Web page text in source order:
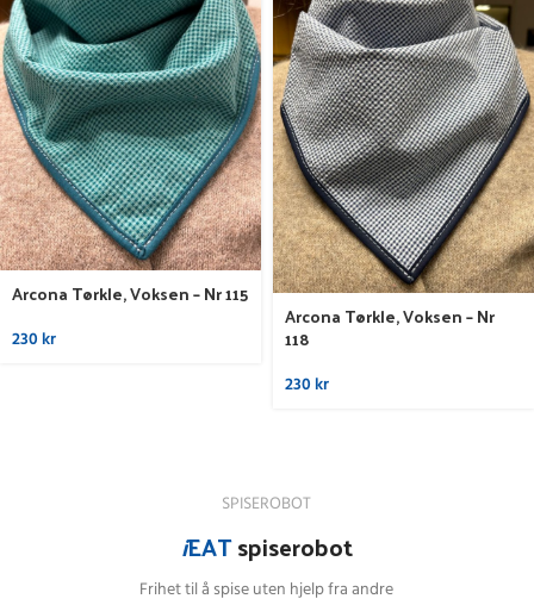
Arcona Tørkle, Voksen – Nr 115
230kr
Arcona Tørkle, Voksen – Nr
118
230kr
SPISEROBOT
iEATspiserobot
Frihet til å spise uten hjelp fra andre